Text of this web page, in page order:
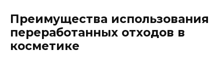
Преимущества использования
переработанных отходов в
косметике